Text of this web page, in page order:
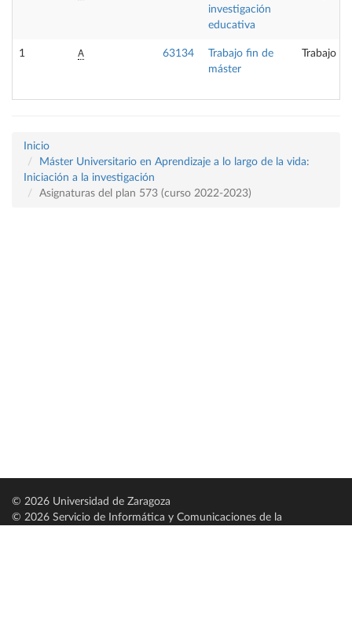
investigación
educativa
1 A 63134
Trabajo fin de
máster
Trabajo
Inicio
Máster Universitario en Aprendizaje a lo largo de la vida:
Iniciación a la investigación
Asignaturas del plan 573 (curso 2022-2023)
© 2026 Universidad de Zaragoza
© 2026 Servicio de Informática y Comunicaciones de la